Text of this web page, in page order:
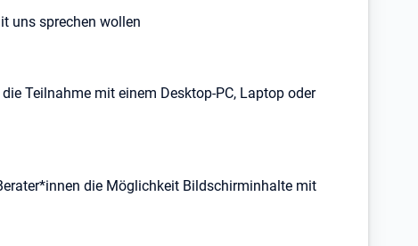
uns sprechen wollen
Teilnahme mit einem Desktop-PC, Laptop oder
die Möglichkeit Bildschirminhalte mit